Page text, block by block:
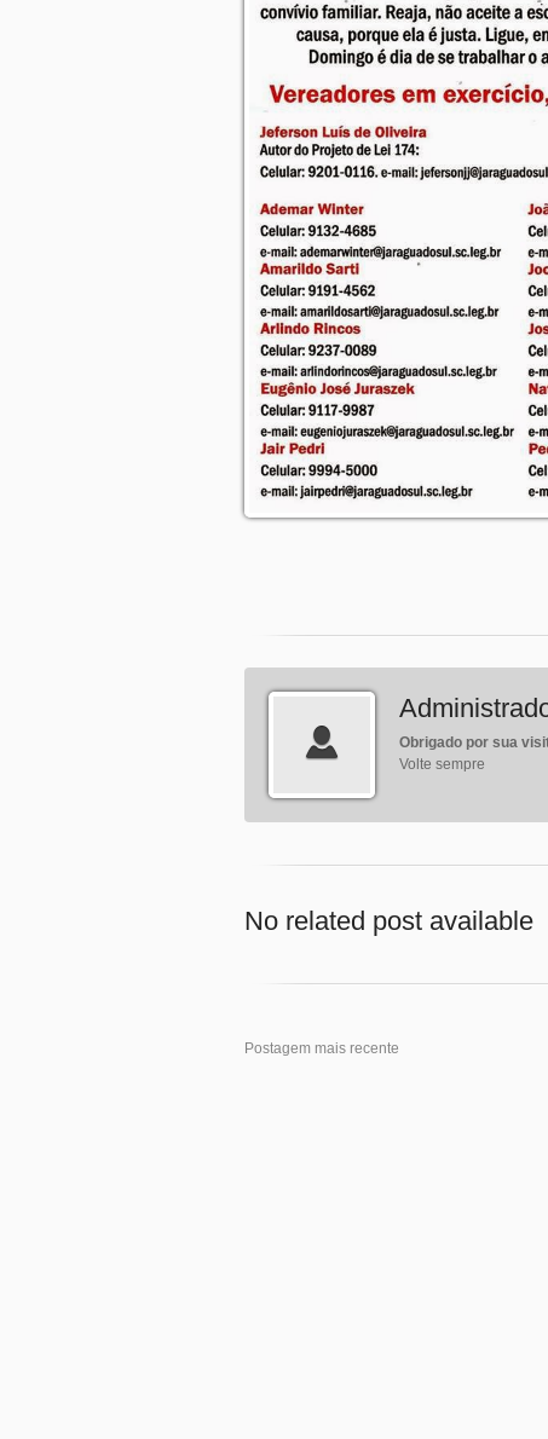
Obrigado por sua
Volte sempre
No related post available
Postagem mais recente